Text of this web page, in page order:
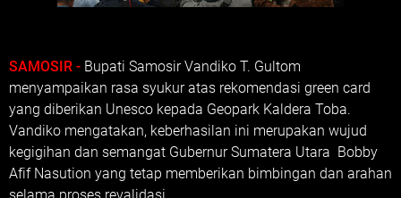
SAMOSIR - Bupati Samosir Vandiko T. Gultom
menyampaikan rasa syukur atas rekomendasi green card
yang diberikan Unesco kepada Geopark Kaldera Toba.
Vandiko mengatakan, keberhasilan ini merupakan wujud
kegigihan dan semangat Gubernur Sumatera Utara Bobby
Afif Nasution yang tetap memberikan bimbingan dan arahan